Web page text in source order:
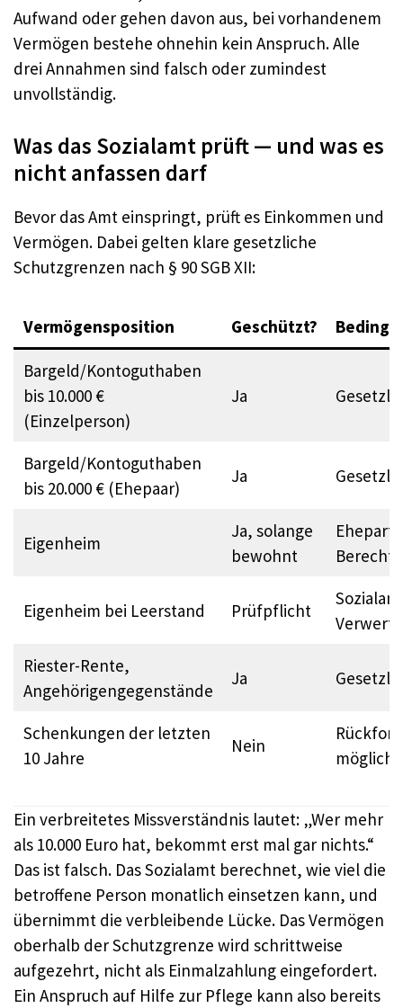
Aufwand oder gehen davon aus, bei vorhandenem
Vermögen bestehe ohnehin kein Anspruch. Alle
drei Annahmen sind falsch oder zumindest
unvollständig.
Was das Sozialamt prüft — und was es
nicht anfassen darf
Bevor das Amt einspringt, prüft es Einkommen und
Vermögen. Dabei gelten klare gesetzliche
Schutzgrenzen nach § 90 SGB XII:
Vermögensposition Geschützt?
Bargeld/Kontoguthaben
bis 10.000 €
(Einzelperson)
Ja
Bargeld/Kontoguthaben
bis 20.000 € (Ehepaar)
Ja
Eigenheim
Ja, solange
bewohnt
Eigenheim bei Leerstand Prüfpflicht
Riester-Rente,
Angehörigengegenstände
Ja
Schenkungen der letzten
10 Jahre
Nein
möglich
Ein verbreitetes Missverständnis lautet: „Wer mehr
als 10.000 Euro hat, bekommt erst mal gar nichts.“
Das ist falsch. Das Sozialamt berechnet, wie viel die
betroffene Person monatlich einsetzen kann, und
übernimmt die verbleibende Lücke. Das Vermögen
oberhalb der Schutzgrenze wird schrittweise
aufgezehrt, nicht als Einmalzahlung eingefordert.
Ein Anspruch auf Hilfe zur Pflege kann also bereits